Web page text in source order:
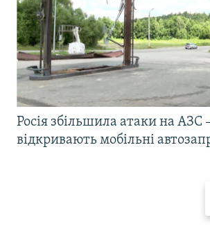
Росія збільшила атаки на АЗС
відкривають мобільні